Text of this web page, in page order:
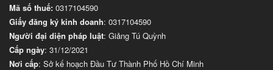
Mã số thuế: 0317104590
Giấy đăng ký kinh doanh: 0317104590
Người đại diện pháp luật: Giảng Tú Quỳnh
Cấp ngày: 31/12/2021
Nơi cấp: Sở kế hoạch Đầu Tư Thành Phố Hồ Chí Minh